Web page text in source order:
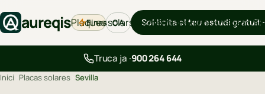
aureqisPlaques solars AerotèrmiaBackupCarregadors
Eines CA Sol·licita el teu estudi gratuït
Truca ja ·900 264 644
Inici Placas solares Sevilla